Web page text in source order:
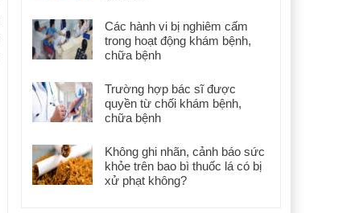
Các hành vi bị nghiêm cấm
trong hoạt động khám bệnh,
chữa bệnh
Trường hợp bác sĩ được
quyền từ chối khám bệnh,
chữa bệnh
Không ghi nhãn, cảnh báo sức
khỏe trên bao bì thuốc lá có bị
xử phạt không?